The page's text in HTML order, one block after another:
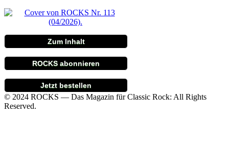
Zum Inhalt
ROCKS abonnieren
Jetzt bestellen
© 2024 ROCKS — Das Magazin für Classic Rock: All Rights
Reserved.